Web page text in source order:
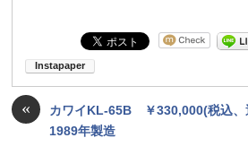
«
カワイKL-65B ￥330,000(税込
1989年製造